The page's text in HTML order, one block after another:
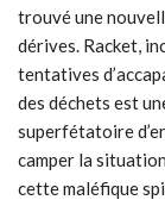
trouvé une
dérives. Racket,
tentatives
des déchets est
superfétatoire
camper la
cette maléfique